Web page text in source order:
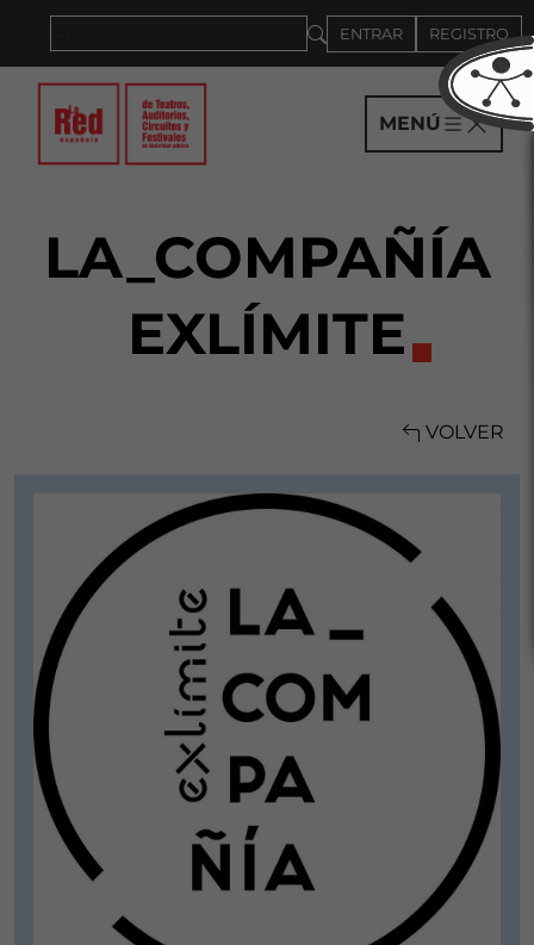
ENTRAR REGISTRO
MENÚ
LA_COMPAÑÍA
EXLÍMITE
VOLVER